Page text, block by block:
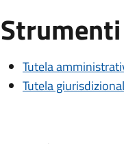
Tutela
Tutela